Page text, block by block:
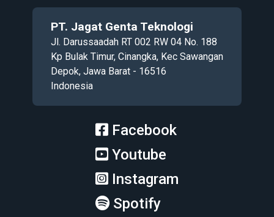
PT. Jagat Genta Teknologi
Jl. Darussaadah RT 002 RW 04 No. 188
Kp Bulak Timur, Cinangka, Kec Sawangan
Depok, Jawa Barat - 16516
Indonesia
Facebook
Youtube
Instagram
Spotify